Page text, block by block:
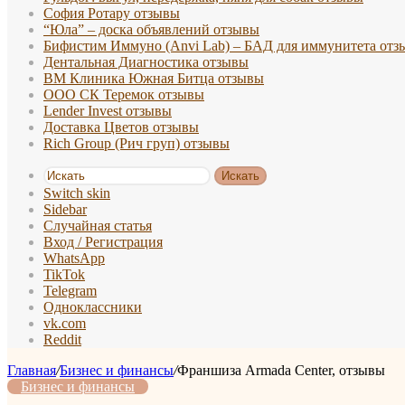
София Ротару отзывы
“Юла” – доска объявлений отзывы
Бифистим Иммуно (Anvi Lab) – БАД для иммунитета
Дентальная Диагностика отзывы
ВМ Клиника Южная Битца отзывы
ООО СК Теремок отзывы
Lender Invest отзывы
Доставка Цветов отзывы
Rich Group (Рич груп) отзывы
Искать
Switch skin
Sidebar
Случайная статья
Вход / Регистрация
WhatsApp
TikTok
Telegram
Одноклассники
vk.com
Reddit
Главная/Бизнес и финансы/Франшиза Armada Center, отзывы
Бизнес и финансы